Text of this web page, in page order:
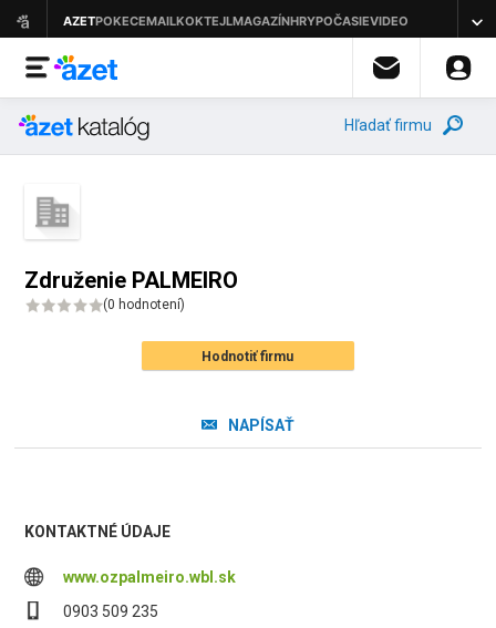
Hľadať firmu
Združenie PALMEIRO
(0 hodnotení)
Hodnotiť firmu
NAPÍSAŤ
KONTAKTNÉ ÚDAJE
www.ozpalmeiro.wbl.sk
0903 509 235